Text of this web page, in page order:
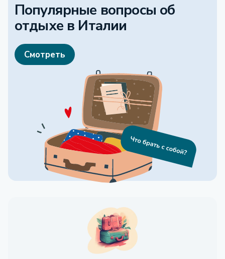
Популярные вопросы об
отдыхе в Италии
Смотреть